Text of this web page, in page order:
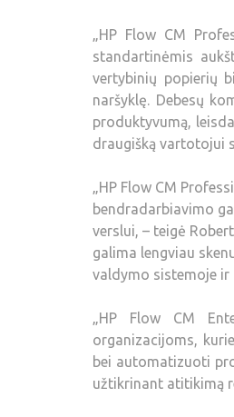
„HP Flow CM
standartinėmis
vertybinių popierių
naršyklę. Debesų
produktyvumą,
draugišką vartotojui
„HP Flow CM
bendradarbiavimo
verslui, – teigė
galima lengviau
valdymo sistemoje ir
„HP Flow CM
organizacijoms,
bei automatizuoti
užtikrinant atitikimą